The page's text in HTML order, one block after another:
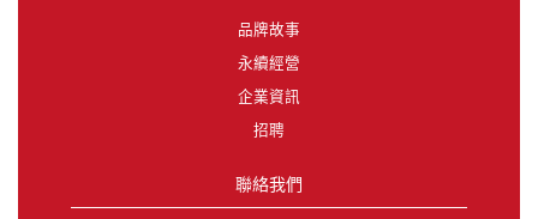
品牌故事
永續經營
企業資訊
招聘
聯絡我們